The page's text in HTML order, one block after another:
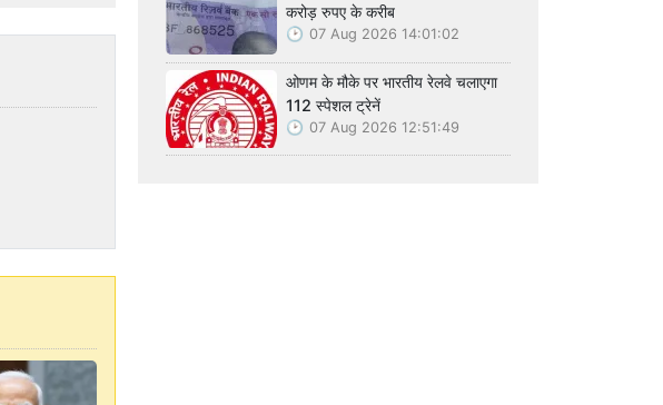
करोड़ रुपए के करीब
07 Aug 2026 14:01:02
ओणम के मौके पर भारतीय रेलवे चलाएगा
112 स्पेशल ट्रेनें
07 Aug 2026 12:51:49